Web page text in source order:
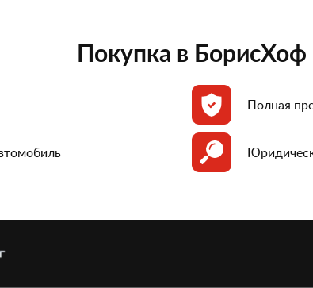
Покупка в БорисХоф
Полная